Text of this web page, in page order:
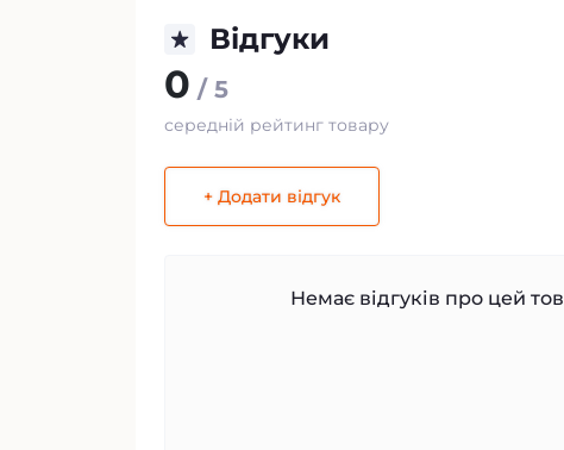
Відгуки
0 / 5
середній рейтинг товару
+ Додати відгук
Немає відгуків про цей